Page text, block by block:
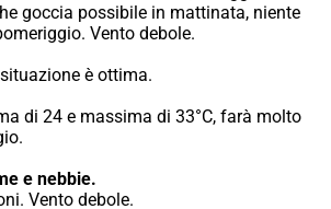
goccia possibile in mattinata, niente
Vento debole.
è ottima.
di 24 e massima di 33°C, farà molto
e nebbie.
Vento debole.